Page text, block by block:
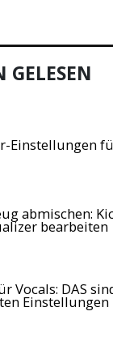
Einstellungen
abmischen:
bearbeiten
Vocals: DAS
Einstellungen